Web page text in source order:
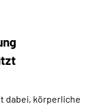
dabei, körperliche